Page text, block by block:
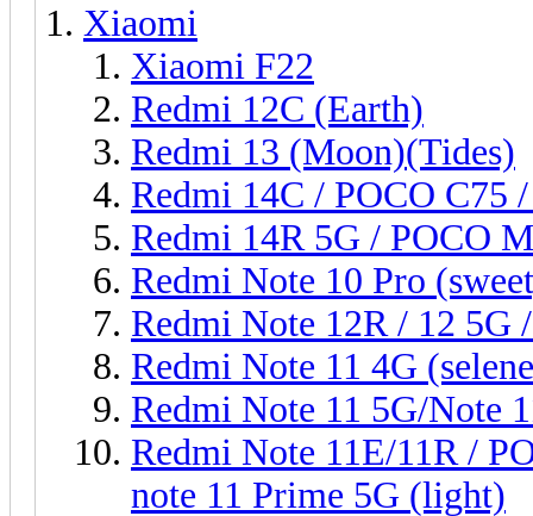
Xiaomi
Xiaomi F22
Redmi 12C (Earth)
Redmi 13 (Moon)(Tides)
Redmi 14C / POCO C75
Redmi 14R 5G / POCO
Redmi Note 10 Pro
Redmi Note 12R / 12
Redmi Note 11 4G
Redmi Note 11 5G/Note
Redmi Note 11E/11R /
note 11 Prime 5G (light)